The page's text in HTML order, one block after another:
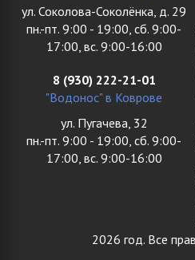
ул. Соколова-Соколёнка, д. 29
пн.-пт. 9:00 - 19:00, сб. 9:00-
17:00, вс. 9:00-16:00
8 (930) 222-21-01
"Водонос" в Коврове
ул. Пугачева, 32
пн.-пт. 9:00 - 19:00, сб. 9:00-
17:00, вс. 9:00-16:00
2026 год. Все